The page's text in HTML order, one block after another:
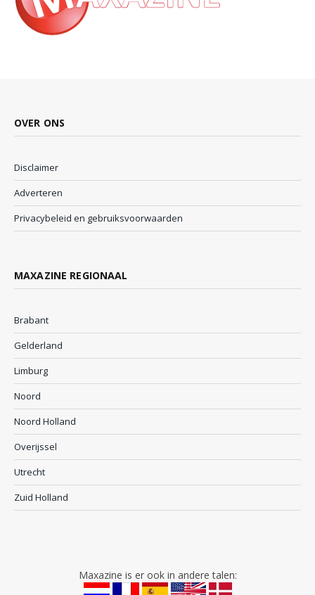
OVER ONS
Disclaimer
Adverteren
Privacybeleid en gebruiksvoorwaarden
MAXAZINE REGIONAAL
Brabant
Gelderland
Limburg
Noord
Noord Holland
Overijssel
Utrecht
Zuid Holland
Maxazine is er ook in andere talen: